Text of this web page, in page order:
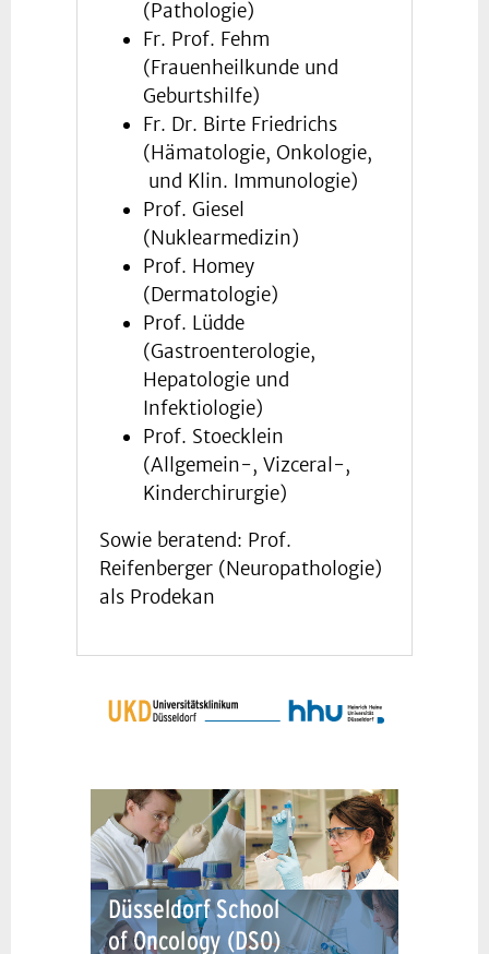
(Pathologie)
Fr. Prof. Fehm
(Frauenheilkunde und
Geburtshilfe)
Fr. Dr. Birte Friedrichs
(Hämatologie, Onkologie,
und Klin. Immunologie)
Prof. Giesel
(Nuklearmedizin)
Prof. Homey
(Dermatologie)
Prof. Lüdde
(Gastroenterologie,
Hepatologie und
Infektiologie)
Prof. Stoecklein
(Allgemein-, Vizceral-,
Kinderchirurgie)
Sowie beratend: Prof.
Reifenberger (Neuropathologie)
als Prodekan